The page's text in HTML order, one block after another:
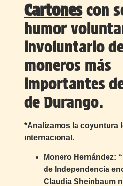
Cartonescon
humor
involuntario
moneros más
importantes
de Durango.
*Analizamos la coyuntura
internacional.
Monero Hernández:
de Independencia
Claudia Sheinbaum